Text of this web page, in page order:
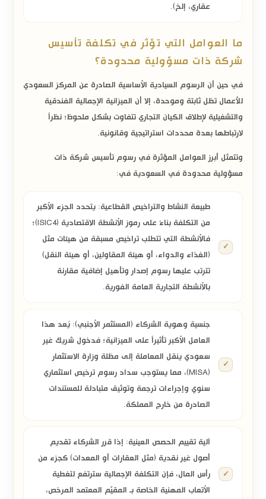
عقاري، إلخ).
ما العوامل التي تؤثر في تكلفة تأسيس
شركة ذات مسؤولية محدودة؟
في حين أن الرسوم السيادية الأساسية الصادرة عن المركز السعودي
للأعمال تظل ثابتة وموحدة، إلا أن الميزانية الإجمالية الفندقية
والتشغيلية لإطلاق الكيان التجاري تتفاوت بشكل ملحوظ؛ نظراً
لارتباطها بعدة محددات استراتيجية وقانونية.
وتتمثل أبرز العوامل المؤثرة في رسوم تأسيس شركة ذات
مسؤولية محدودة في السعودية في:
طبيعة النشاط والتراخيص القطاعية: يتحدد الجزء الأكبر
من التكلفة بناءً على رموز الأنشطة الاقتصادية (ISIC4)؛
فالأنشطة التي تتطلب تراخيص مسبقة من هيئات مثل
(الغذاء والدواء، أو هيئة المقاولين، أو هيئة النقل)
تترتب عليها رسوم إصدار وتأهيل إضافية مقارنة
بالأنشطة التجارية العامة الفورية.
جنسية وهوية الشركاء (المستثمر الأجنبي): يُعد هذا
العامل الأكبر تأثيراً على الميزانية؛ فدخول شريك غير
سعودي ينقل المعاملة إلى مظلة وزارة الاستثمار
(MISA)
، مما يستوجب سداد رسوم ترخيص استثماري
سنوي وإجراءات ترجمة وتوثيق متبادلة للمستندات
الصادرة من خارج المملكة.
آلية تقييم الحصص العينية: إذا قرر الشركاء تقديم
أصول غير نقدية (مثل العقارات أو المعدات) كجزء من
رأس المال، فإن التكلفة الإجمالية سترتفع لتغطية
الأتعاب المهنية الخاصة بـ المقيّم المعتمد المرخص،